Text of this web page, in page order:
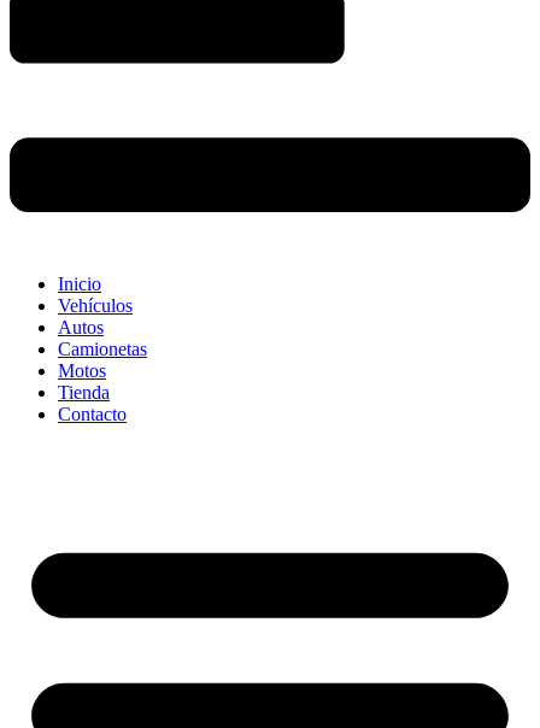
Inicio
Vehículos
Autos
Camionetas
Motos
Tienda
Contacto